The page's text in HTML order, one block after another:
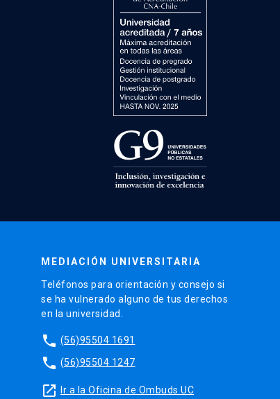
MEDIACIÓN UNIVERSITARIA
Teléfonos para orientación y consejo si
se ha vulnerado alguno de tus derechos
en la universidad.
phone (56)95504 1691
phone (56)95504 1247
launch Ir a la Oficina de Ombuds UC